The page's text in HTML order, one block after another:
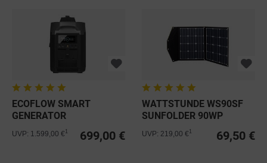
ECOFLOW SMART
GENERATOR
699,00 €
UVP: 1.599,00 € 1
WATTSTUNDE WS90SF
SUNFOLDER 90WP
SOLARTASCHE
69,50 €
UVP: 219,00 € 1